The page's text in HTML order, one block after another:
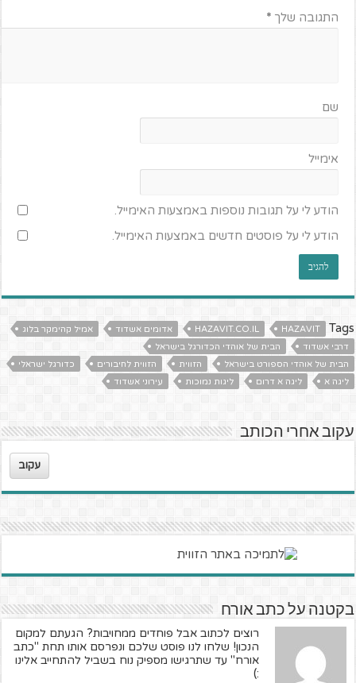
התגובה שלך*
שם
אימייל
הודע לי על תגובות נוספות באמצעות האימייל.
הודע לי על פוסטים חדשים באמצעות האימייל.
Tags
HAZAVIT
HAZAVIT.CO.IL אדומים אשדוד
אמיל קהימקר בלוג
דרבי אשדוד
הבית של אוהדי הכדורגל בישראל
הבית של אוהדי הספורט בישראל
הזווית הזווית לחיבורים
כדורגל ישראלי
ליגה א
ליגה א דרום ליגות נמוכות עירוני אשדוד
עקוב אחרי הכותב
עקוב
בקטנה על כתב אורח
רוצים לכתוב אבל פוחדים ממחויבות? הגעתם למקום
הנכון! שלחו לנו פוסט שלכם ונפרסם אותו תחת "כתב
אורח" עד שתרגישו מספיק נוח בשביל להתחייב אלינו
:)